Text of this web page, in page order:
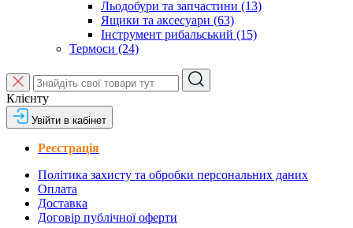
Льодобури та запчастини (13)
Ящики та аксесуари (63)
Інструмент рибальський (15)
Термоси (24)
Клієнту
Увійти в кабінет
Реєстрація
Політика захисту та обробки персональних даних
Оплата
Доставка
Договір публічної оферти